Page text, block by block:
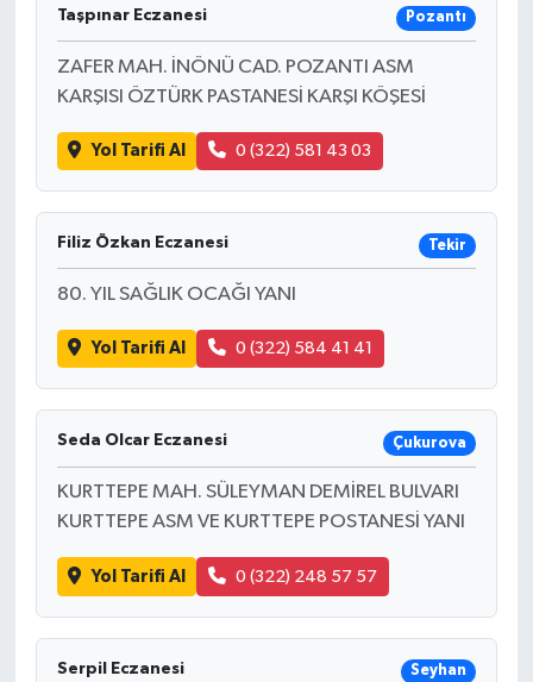
Taşpınar Eczanesi Pozantı
ZAFER MAH. İNÖNÜ CAD. POZANTI ASM
KARŞISI ÖZTÜRK PASTANESİ KARŞI KÖŞESİ
Yol Tarifi Al 0 (322) 581 43 03
Filiz Özkan Eczanesi Tekir
80. YIL SAĞLIK OCAĞI YANI
Yol Tarifi Al 0 (322) 584 41 41
Seda Olcar Eczanesi Çukurova
KURTTEPE MAH. SÜLEYMAN DEMİREL BULVARI
KURTTEPE ASM VE KURTTEPE POSTANESİ YANI
Yol Tarifi Al 0 (322) 248 57 57
Serpil Eczanesi Seyhan